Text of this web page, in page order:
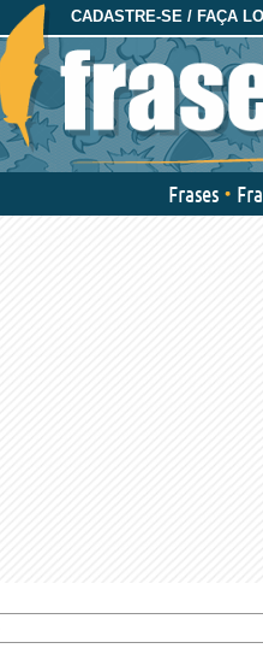
CADASTRE-SE / FAÇA
Frases